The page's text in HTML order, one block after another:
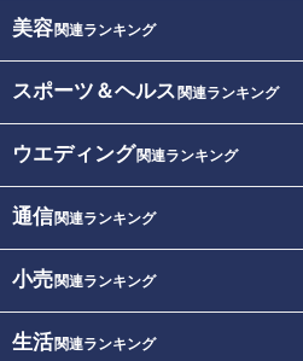
美容関連ランキング
スポーツ＆ヘルス 関連ランキング
ウエディング関連ランキング
通信関連ランキング
小売関連ランキング
生活関連ランキング